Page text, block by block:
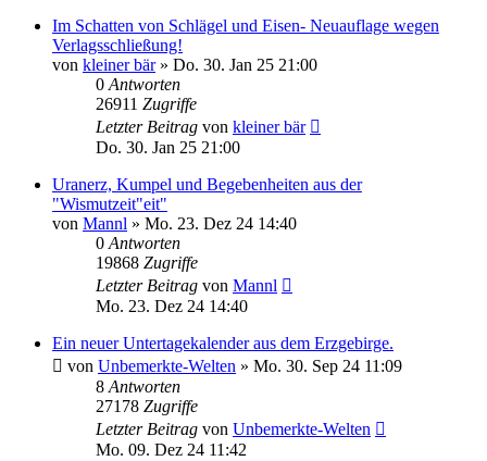
Im Schatten von Schlägel und Eisen- Neuauflage wegen
Verlagsschließung!
von kleiner bär» Do. 30. Jan 25 21:00
0 Antworten
26911 Zugriffe
Letzter Beitrag von kleiner bär
Do. 30. Jan 25 21:00
Uranerz, Kumpel und Begebenheiten aus der
"Wismutzeit"eit"
von Mannl » Mo. 23. Dez 24 14:40
0 Antworten
19868 Zugriffe
Letzter Beitrag von Mannl
Mo. 23. Dez 24 14:40
Ein neuer Untertagekalender aus dem Erzgebirge.
von Unbemerkte-Welten » Mo. 30. Sep 24 11:09
8 Antworten
27178 Zugriffe
Letzter Beitrag von Unbemerkte-Welten
Mo. 09. Dez 24 11:42